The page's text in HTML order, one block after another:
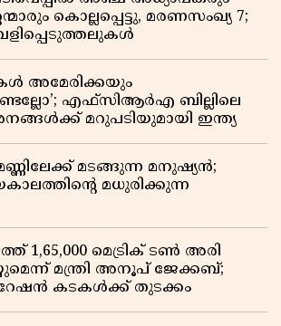
കൊല്ലപ്പെട്ടു, മരണസംഖ്യ 7;
അമേരിക്കയും
എഫ്സിആർഎ ബില്ലിലെ
മറുപടിയുമായി ഇന്ത്യ
മടങ്ങുന്ന മനുഷ്യൻ;
മധുരിക്കുന്ന
മെട്രിക് ടൺ അരി
മന്ത്രി അനൂപ് ജേക്കബ്;
കടകൾക്ക് തുടക്കം